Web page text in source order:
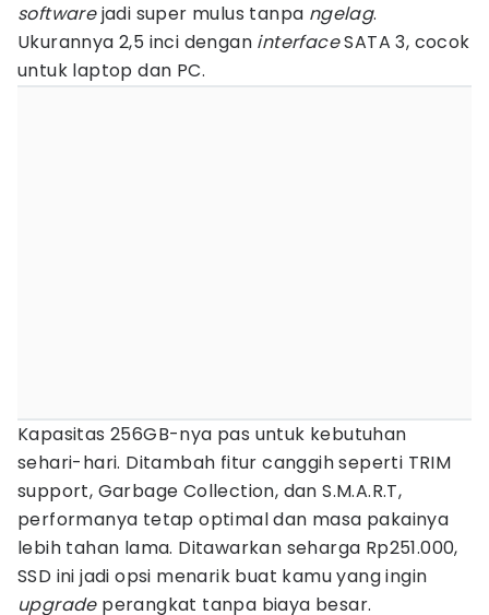
softwarejadi super mulus tanpa ngelag.
Ukurannya 2,5 inci dengan interfaceSATA 3, cocok
untuk laptop dan PC.
Kapasitas 256GB-nya pas untuk kebutuhan
sehari-hari. Ditambah fitur canggih seperti TRIM
support, Garbage Collection, dan S.M.A.R.T,
performanya tetap optimal dan masa pakainya
lebih tahan lama. Ditawarkan seharga Rp251.000,
SSD ini jadi opsi menarik buat kamu yang ingin
upgradeperangkat tanpa biaya besar.